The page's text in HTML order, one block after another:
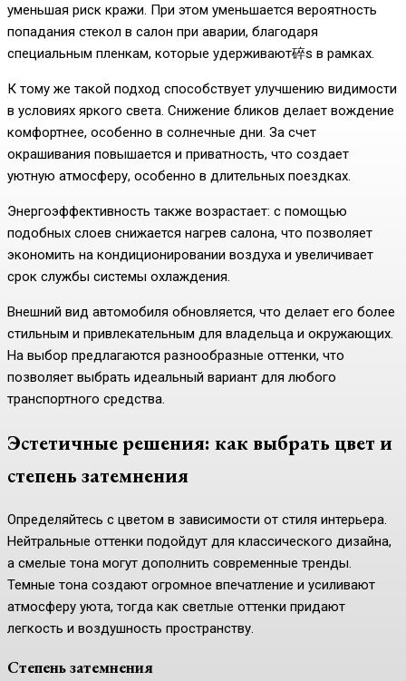
уменьшая риск кражи. При этом уменьшается вероятность
попадания стекол в салон при аварии, благодаря
специальным пленкам, которые удерживают碎s в рамках.
К тому же такой подход способствует улучшению видимости
в условиях яркого света. Снижение бликов делает вождение
комфортнее, особенно в солнечные дни. За счет
окрашивания повышается и приватность, что создает
уютную атмосферу, особенно в длительных поездках.
Энергоэффективность также возрастает: с помощью
подобных слоев снижается нагрев салона, что позволяет
экономить на кондиционировании воздуха и увеличивает
срок службы системы охлаждения.
Внешний вид автомобиля обновляется, что делает его более
стильным и привлекательным для владельца и окружающих.
На выбор предлагаются разнообразные оттенки, что
позволяет выбрать идеальный вариант для любого
транспортного средства.
Эстетичные решения: как выбрать цвет и
степень затемнения
Определяйтесь с цветом в зависимости от стиля интерьера.
Нейтральные оттенки подойдут для классического дизайна,
а смелые тона могут дополнить современные тренды.
Темные тона создают огромное впечатление и усиливают
атмосферу уюта, тогда как светлые оттенки придают
легкость и воздушность пространству.
Степень затемнения